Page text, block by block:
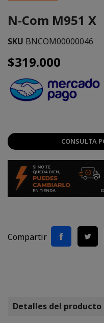
N-Com M951 X
SKU BNCOM00000046
$319.000
CONSULTA
Compartir
Detalles del producto